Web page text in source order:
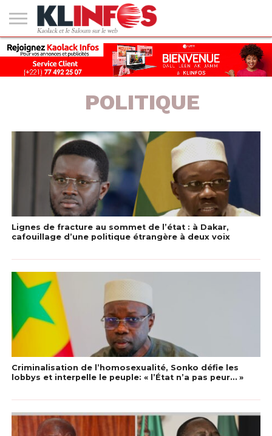
#2
(PAS
DE
TITRE)
KAOLACK
POLITIQUE
ECONOMIE
SOCIÉTÉ
CULTURE
PEOPLE
SPORT
SANTÉ
AFRIQUE
INTERNATIONAL
EMPLOI &
FORMATION
POLITIQUE
Lignes de fracture au sommet de l’état : à Dakar,
cafouillage d’une politique étrangère à deux voix
Criminalisation de l’homosexualité, Sonko défie les
lobbys et interpelle le peuple: « l’État n’a pas peur… »